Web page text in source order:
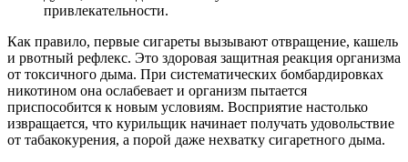
привлекательности.
Как правило, первые сигареты вызывают отвращение, кашель
и рвотный рефлекс. Это здоровая защитная реакция организма
от токсичного дыма. При систематических бомбардировках
никотином она ослабевает и организм пытается
приспособится к новым условиям. Восприятие настолько
извращается, что курильщик начинает получать удовольствие
от табакокурения, а порой даже нехватку сигаретного дыма.